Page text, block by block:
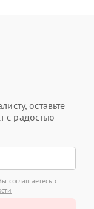
оставьте
с радостью
соглашаетесь с